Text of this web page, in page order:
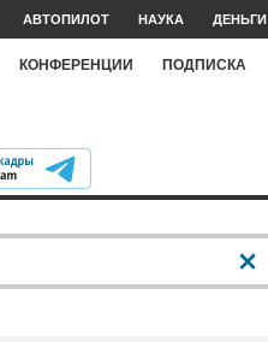
АВТОПИЛОТ НАУКА ДЕНЬГИ
КОНФЕРЕНЦИИ ПОДПИСКА